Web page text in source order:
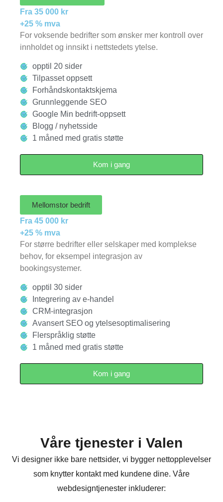
Fra 35 000 kr
+25 % mva
For voksende bedrifter som ønsker mer kontroll over
innholdet og innsikt i nettstedets ytelse.
opptil 20 sider
Tilpasset oppsett
Forhåndskontaktskjema
Grunnleggende SEO
Google Min bedrift-oppsett
Blogg / nyhetsside
1 måned med gratis støtte
Kom i gang
Mellomstor bedrift
Fra 45 000 kr
+25 % mva
For større bedrifter eller selskaper med komplekse
behov, for eksempel integrasjon av
bookingsystemer.
opptil 30 sider
Integrering av e-handel
CRM-integrasjon
Avansert SEO og ytelsesoptimalisering
Flerspråklig støtte
1 måned med gratis støtte
Kom i gang
Våre tjenester i Valen
Vi designer ikke bare nettsider, vi bygger nettopplevelser
som knytter kontakt med kundene dine. Våre
webdesigntjenester inkluderer: